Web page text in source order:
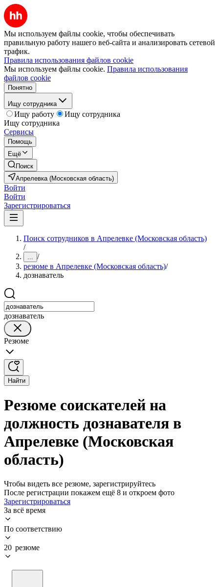
Мы используем файлы cookie, чтобы обеспечивать
правильную работу нашего веб-сайта и анализировать сетевой
трафик.
Правила использования файлов cookie
Мы используем файлы cookie. Правила использования
файлов cookie
Понятно
Ищу сотрудника
Ищу работу
Ищу сотрудника
Ищу сотрудника
Сервисы
Помощь
Ещё
Поиск
Апрелевка (Московская область)
Войти
Войти
Зарегистрироваться
Поиск сотрудников в Апрелевке (Московская область)
/
... /
резюме в Апрелевке (Московская область)/
дознаватель
дознаватель
Резюме
Найти
Резюме соискателей на
должность дознавателя в
Апрелевке (Московская
область)
Чтобы видеть все резюме, зарегистрируйтесь
После регистрации покажем ещё 8 и откроем фото
Зарегистрироваться
За всё время
По соответствию
20 резюме